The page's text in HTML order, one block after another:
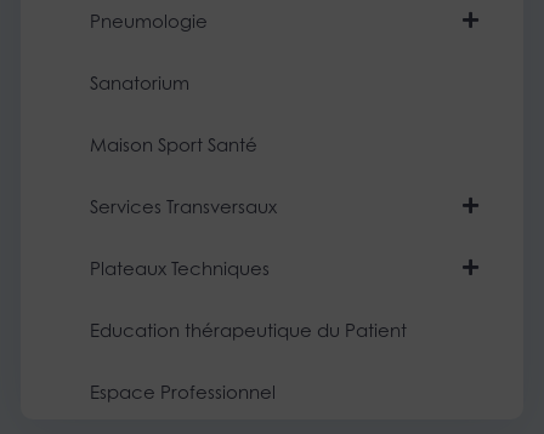
Pneumologie
Sanatorium
Maison Sport Santé
Services Transversaux
Plateaux Techniques
Education thérapeutique du Patient
Espace Professionnel